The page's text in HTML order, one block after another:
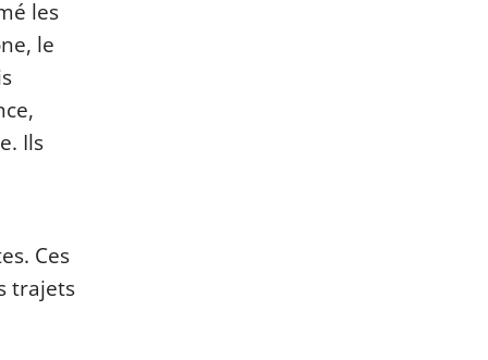
les
le
Ils
Ces
trajets